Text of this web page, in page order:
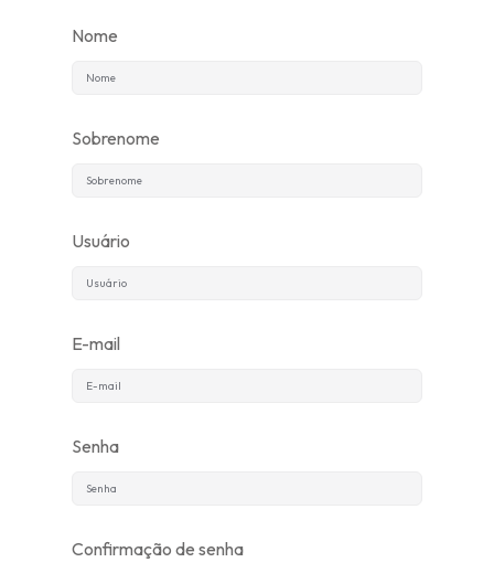
Nome
Sobrenome
Usuário
E-mail
Senha
Confirmação de senha